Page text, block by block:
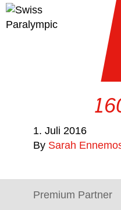
1. Juli 2016
By Sarah
Premium Partner